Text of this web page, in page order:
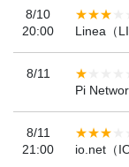
8/10
20:00
Linea（
8/11
Pi
8/11
21:00
io.net（